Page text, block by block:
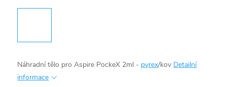
Náhradní tělo pro Aspire PockeX 2ml - pyrex/kov Detailní
informace